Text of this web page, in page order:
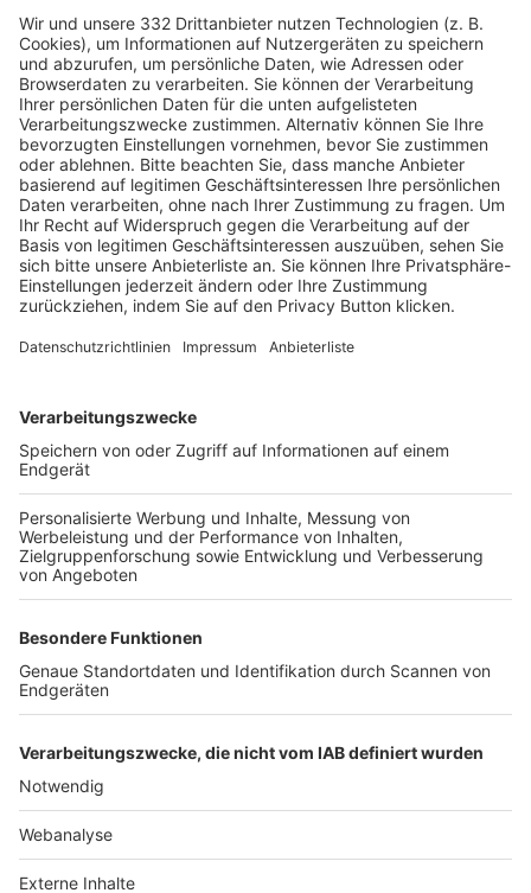
HÄUFIG BESUCHTE SEITEN
Pässe und Vereinswechsel
Trainerausbildung
Schulungsangebot Vereinsmitarbeiter
BFV-Geschäftsstellen
Trainerbörse
Login SpielPlus
FOLGE DEM BFV
TOP-VEREINE
TOP-PARTNER
Nutzungsbedingungen Datenschutz Impressum